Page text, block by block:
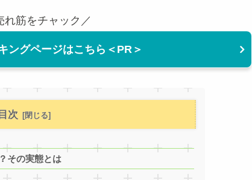
れ筋をチャック／
ングページはこちら＜PR＞
次
その実態とは